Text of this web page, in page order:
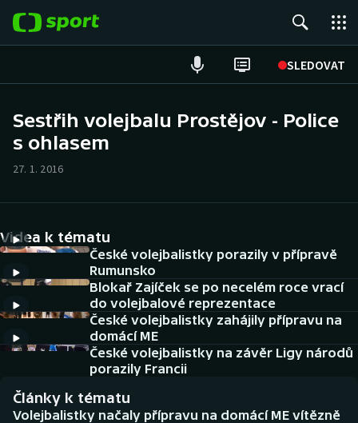
SLEDOVAT
Hokej
Cyklistika
DALŠÍ SPORTY
Americký fotbal
Baseball a softbal
Basketbal
NEPŘEHLÉDNĚTE
Historické návraty
Sestřih volejbalu Prostějov - Police
s ohlasem
27. 1. 2016
Videa k tématu
České volejbalistky porazily v přípravě
Rumunsko
Blokař Zajíček se po necelém roce vrací
do volejbalové reprezentace
České volejbalistky zahájily přípravu na
domácí ME
České volejbalistky na závěr Ligy národů
porazily Francii
Články k tématu
Volejbalistky načaly přípravu na domácí ME vítězně